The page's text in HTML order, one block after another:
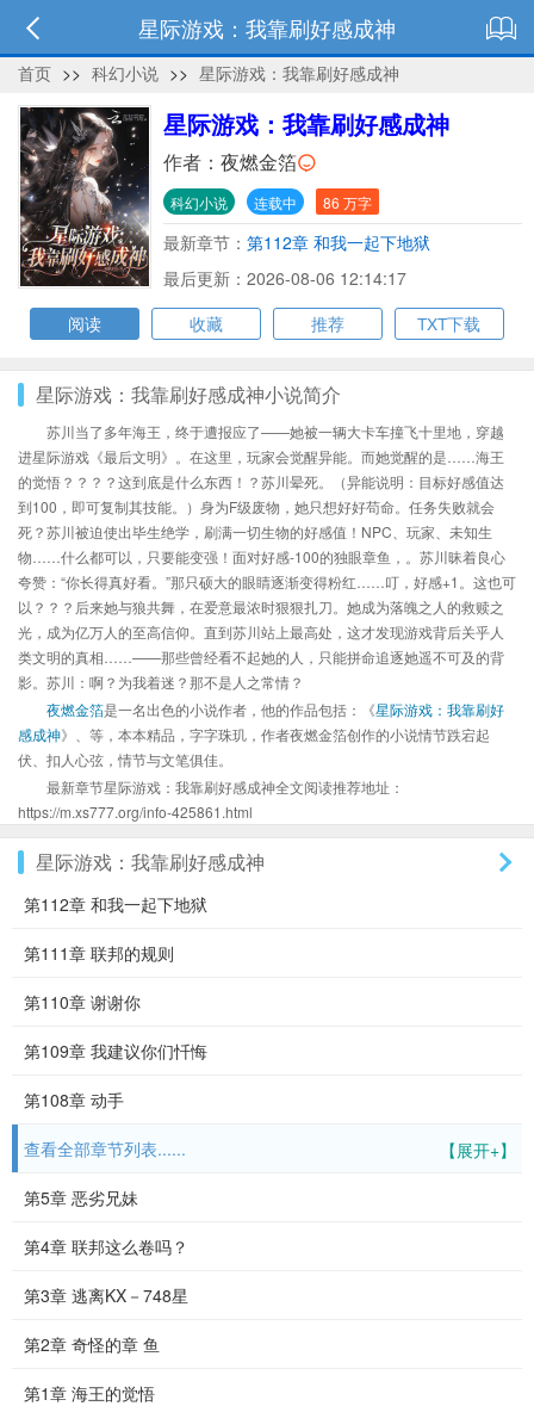
星际游戏：我靠刷好感成神
首页 >> 科幻小说 >> 星际游戏：我靠刷好感成神
星际游戏：我靠刷好感成神
作者： 夜燃金箔
科幻小说 连载中 86 万字
最新章节： 第112章 和我一起下地狱
最后更新：2026-08-06 12:14:17
阅读
收藏 推荐 TXT下载
星际游戏：我靠刷好感成神小说简介
苏川当了多年海王，终于遭报应了——她被一辆大卡车撞飞十里地，穿越
进星际游戏《最后文明》。在这里，玩家会觉醒异能。而她觉醒的是……海王
的觉悟？？？？这到底是什么东西！？苏川晕死。（异能说明：目标好感值达
到100，即可复制其技能。）身为F级废物，她只想好好苟命。任务失败就会
死？苏川被迫使出毕生绝学，刷满一切生物的好感值！NPC、玩家、未知生
物……什么都可以，只要能变强！面对好感-100的独眼章鱼，。苏川昧着良心
夸赞：“你长得真好看。”那只硕大的眼睛逐渐变得粉红……叮，好感+1。这也可
以？？？后来她与狼共舞，在爱意最浓时狠狠扎刀。她成为落魄之人的救赎之
光，成为亿万人的至高信仰。直到苏川站上最高处，这才发现游戏背后关乎人
类文明的真相……——那些曾经看不起她的人，只能拼命追逐她遥不可及的背
影。苏川：啊？为我着迷？那不是人之常情？
夜燃金箔是一名出色的小说作者，他的作品包括：《星际游戏：我靠刷好
感成神》、等，本本精品，字字珠玑，作者夜燃金箔创作的小说情节跌宕起
伏、扣人心弦，情节与文笔俱佳。
最新章节星际游戏：我靠刷好感成神全文阅读推荐地址：
https://m.xs777.org/info-425861.html
星际游戏：我靠刷好感成神
第112章 和我一起下地狱
第111章 联邦的规则
第110章 谢谢你
第109章 我建议你们忏悔
第108章 动手
【展开+】
查看全部章节列表......
第5章 恶劣兄妹
第4章 联邦这么卷吗？
第3章 逃离KX－748星
第2章 奇怪的章 鱼
第1章 海王的觉悟